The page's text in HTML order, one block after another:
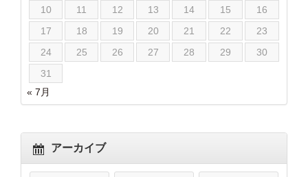
10
11 12 13 14 15
16
17
18 19 20 21 22
23
24
25 26 27 28 29
30
31
« 7月
アーカイブ